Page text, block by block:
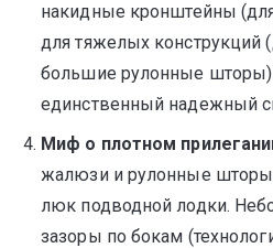
накидные кронштейны
для тяжелых
большие рулонные
единственный надежный
Миф о плотном
жалюзи и рулонные
люк подводной лодки.
зазоры по бокам